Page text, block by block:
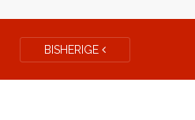
BISHERIGE